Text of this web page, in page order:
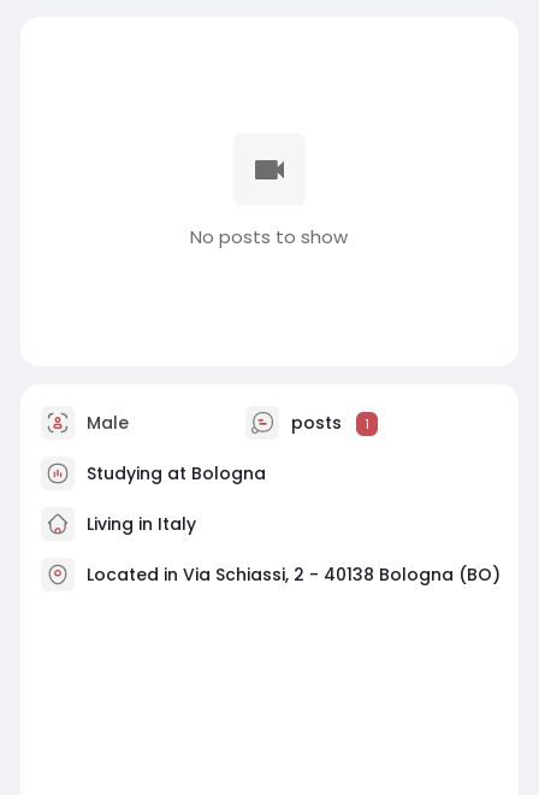
No posts to show
Male posts 1
Studying at Bologna
Living in Italy
Located in Via Schiassi, 2 - 40138 Bologna (BO)